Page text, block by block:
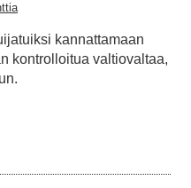
kannattamaan
kontrolloitua valtiovaltaa,